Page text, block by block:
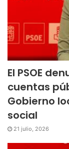
El PSOE
cuentas
Gobierno
social
21 julio, 2026